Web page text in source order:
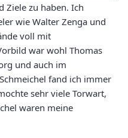
Ziele zu haben. Ich
wie Walter Zenga und
voll mit
war wohl Thomas
und auch im
fand ich immer
sehr viele Torwart,
waren meine